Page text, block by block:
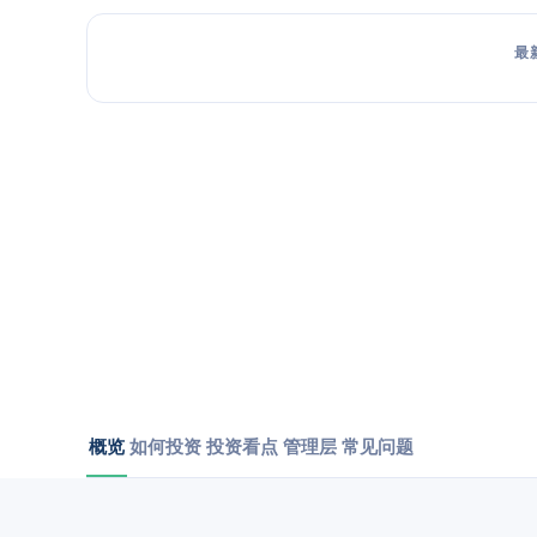
最
概览 如何投资 投资看点 管理层 常见问题